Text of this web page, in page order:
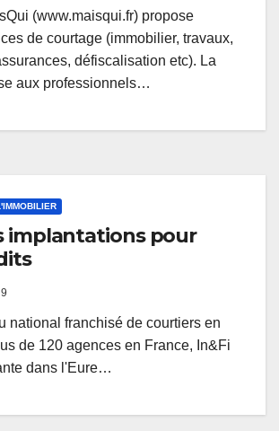
(www.maisqui.fr) propose
de courtage (immobilier, travaux,
défiscalisation etc). La
aux professionnels…
implantations pour
national franchisé de courtiers en
de 120 agences en France, In&Fi
dans l'Eure…